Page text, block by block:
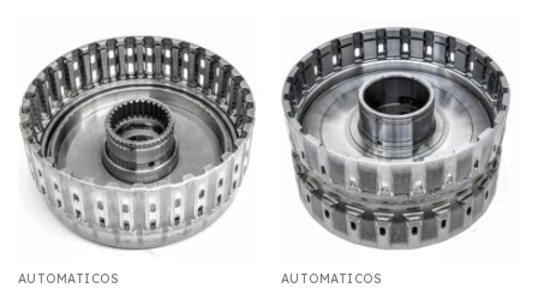
AUTOMATICOS AUTOMATICOS